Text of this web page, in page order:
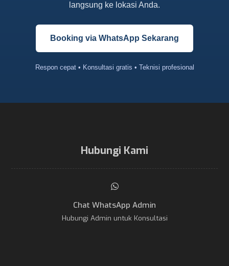
langsung ke lokasi Anda.
Booking via WhatsApp Sekarang
Respon cepat • Konsultasi gratis • Teknisi profesional
Hubungi Kami
Chat WhatsApp Admin
Hubungi Admin untuk Konsultasi